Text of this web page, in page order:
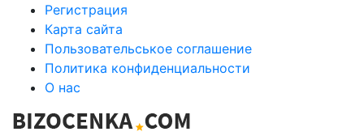
Регистрация
Карта сайта
Пользовательськое соглашение
Политика конфиденциальности
О нас